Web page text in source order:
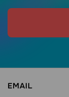
EMAIL